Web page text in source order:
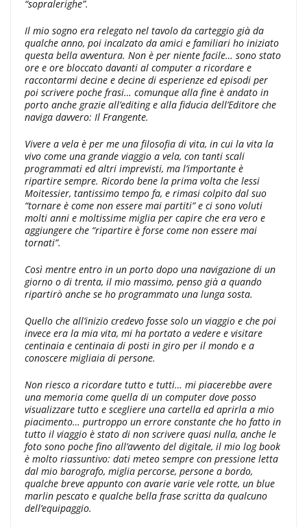
“sopralerighe”.
Il mio sogno era relegato nel tavolo da carteggio già da
qualche anno, poi incalzato da amici e familiari ho iniziato
questa bella avventura. Non è per niente facile… sono stato
ore e ore bloccato davanti al computer a ricordare e
raccontarmi decine e decine di esperienze ed episodi per
poi scrivere poche frasi… comunque alla fine è andato in
porto anche grazie all’editing e alla fiducia dell’Editore che
naviga davvero: Il Frangente.
Vivere a vela è per me una filosofia di vita, in cui la vita la
vivo come una grande viaggio a vela, con tanti scali
programmati ed altri imprevisti, ma l’importante è
ripartire sempre. Ricordo bene la prima volta che lessi
Moitessier, tantissimo tempo fa, e rimasi colpito dal suo
“tornare è come non essere mai partiti” e ci sono voluti
molti anni e moltissime miglia per capire che era vero e
aggiungere che “ripartire è forse come non essere mai
tornati”.
Così mentre entro in un porto dopo una navigazione di un
giorno o di trenta, il mio massimo, penso già a quando
ripartirò anche se ho programmato una lunga sosta.
Quello che all’inizio credevo fosse solo un viaggio e che poi
invece era la mia vita, mi ha portato a vedere e visitare
centinaia e centinaia di posti in giro per il mondo e a
conoscere migliaia di persone.
Non riesco a ricordare tutto e tutti… mi piacerebbe avere
una memoria come quella di un computer dove posso
visualizzare tutto e scegliere una cartella ed aprirla a mio
piacimento… purtroppo un errore constante che ho fatto in
tutto il viaggio è stato di non scrivere quasi nulla, anche le
foto sono poche fino all’avvento del digitale, il mio log book
è molto riassuntivo: dati meteo sempre con pressione letta
dal mio barografo, miglia percorse, persone a bordo,
qualche breve appunto con avarie varie vele rotte, un blue
marlin pescato e qualche bella frase scritta da qualcuno
dell’equipaggio.